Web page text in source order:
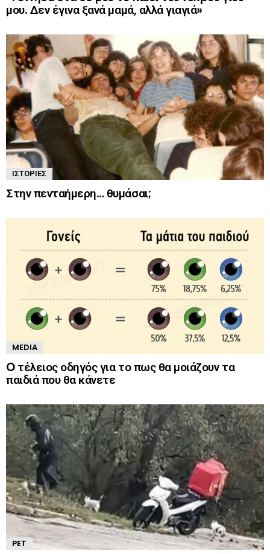
μου. Δεν έγινα ξανά μαμά, αλλά γιαγιά»
ΙΣΤΟΡΊΕΣ
Στην πενταήμερη… θυμάσαι;
MEDIA
O τέλειος οδηγός για το πως θα μοιάζουν τα
παιδιά που θα κάνετε
PET